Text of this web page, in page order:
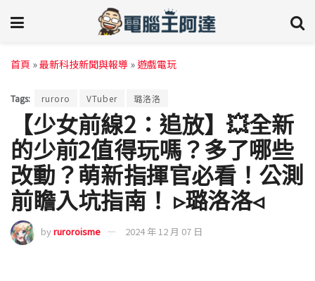
首頁 »最新科技新聞與報導 »遊戲電玩
Tags: ruroro VTuber 璐洛洛
【少女前線2：追放】💥全新
的少前2值得玩嗎？多了哪些
改動？萌新指揮官必看！公測
前瞻入坑指南！ ▹璐洛洛◃
byruroroisme 2024 年 12 月 07 日